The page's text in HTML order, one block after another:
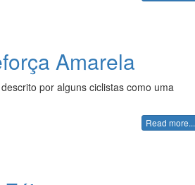
Amarela
por alguns ciclistas como uma
Read more...